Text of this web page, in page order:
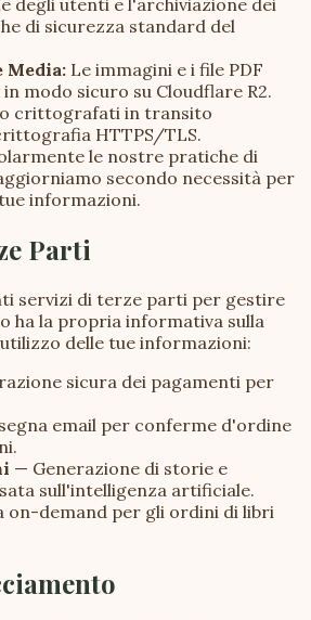
degli utenti e l'archiviazione dei
di sicurezza standard del
Media: Le immagini e i file PDF
modo sicuro su Cloudflare R2.
crittografati in transito
HTTPS/TLS.
le nostre pratiche di
secondo necessità per
informazioni.
Parti
servizi di terze parti per gestire
ha la propria informativa sulla
delle tue informazioni:
sicura dei pagamenti per
email per conferme d'ordine
— Generazione di storie e
sull'intelligenza artificiale.
on-demand per gli ordini di libri